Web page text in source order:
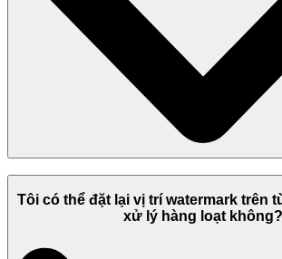
Tôi có thể đặt lại vị trí watermark trên
xử lý hàng loạt không?